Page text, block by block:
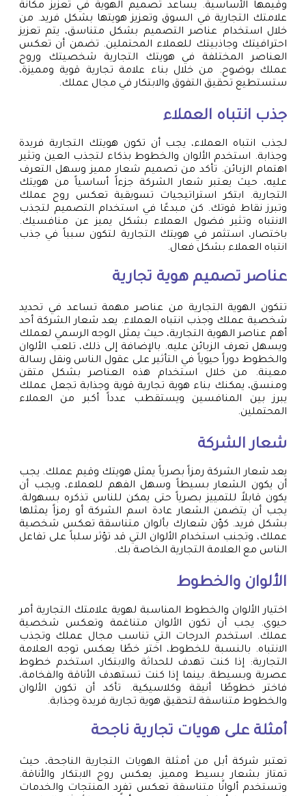
وقيمها الأساسية. يساعد تصميم الهوية في تعزيز مكانة
علامتك التجارية في السوق وتعزيز هويتها بشكل فريد. من
خلال استخدام عناصر التصميم بشكل متناسق، يتم تعزيز
احترافيتك وجاذبيتك للعملاء المحتملين. تضمن أن تعكس
العناصر المختلفة في هويتك التجارية شخصيتك وروح
عملك بوضوح. من خلال بناء علامة تجارية قوية ومميزة،
ستستطيع تحقيق التفوق والابتكار في مجال عملك.
جذب انتباه العملاء
لجذب انتباه العملاء، يجب أن تكون هويتك التجارية فريدة
وجذابة. استخدم الألوان والخطوط بذكاء لتجذب العين وتثير
اهتمام الزبائن. تأكد من تصميم شعار مميز وسهل التعرف
عليه، حيث يعتبر شعار الشركة جزءاً أساسياً من هويتك
التجارية. ابتكر استراتيجيات تسويقية تعكس روح عملك
وتبرز نقاط قوتك. كن مبدعًا في استخدام التصميم لتجذب
الانتباه وتثير فضول العملاء بشكل يميز عن منافسيك.
باختصار، استثمر في هويتك التجارية لتكون سبباً في جذب
انتباه العملاء بشكل فعال.
عناصر تصميم هوية تجارية
تتكون الهوية التجارية من عناصر مهمة تساعد في تحديد
شخصية عملك وجذب انتباه العملاء. يعد شعار الشركة أحد
أهم عناصر الهوية التجارية، حيث يمثل الوجه الرسمي لعملك
ويسهل تعرف الزبائن عليه. بالإضافة إلى ذلك، تلعب الألوان
والخطوط دوراً حيوياً في التأثير على عقول الناس ونقل رسالة
معينة. من خلال استخدام هذه العناصر بشكل متقن
ومنسق، يمكنك بناء هوية تجارية قوية وجذابة تجعل عملك
يبرز بين المنافسين ويستقطب عدداً أكبر من العملاء
المحتملين.
شعار الشركة
يعد شعار الشركة رمزاً بصرياً يمثل هويتك وقيم عملك. يجب
أن يكون الشعار بسيطاً وسهل الفهم للعملاء، ويجب أن
يكون قابلاً للتمييز بصرياً حتى يمكن للناس تذكره بسهولة.
يجب أن يتضمن الشعار عادة اسم الشركة أو رمزاً يمثلها
بشكل فريد. كوّن شعارك بألوان متناسقة تعكس شخصية
عملك، وتجنب استخدام الألوان التي قد تؤثر سلباً على تفاعل
الناس مع العلامة التجارية الخاصة بك.
الألوان والخطوط
اختيار الألوان والخطوط المناسبة لهوية علامتك التجارية أمر
حيوي. يجب أن تكون الألوان متناغمة وتعكس شخصية
عملك. استخدم الدرجات التي تناسب مجال عملك وتجذب
الانتباه. بالنسبة للخطوط، اختر خطًا يعكس توجه العلامة
التجارية: إذا كنت تهدف للحداثة والابتكار، استخدم خطوط
عصرية وبسيطة. بينما إذا كنت تستهدف الأناقة والفخامة،
فاختر خطوطًا أنيقة وكلاسيكية. تأكد أن تكون الألوان
والخطوط متناسقة لتحقيق هوية تجارية فريدة وجذابة.
أمثلة على هويات تجارية ناجحة
تعتبر شركة أبل من أمثلة الهويات التجارية الناجحة، حيث
تمتاز بشعار بسيط ومميز، يعكس روح الابتكار والأناقة.
وتستخدم ألوانًا متناسقة تعكس تفرد المنتجات والخدمات